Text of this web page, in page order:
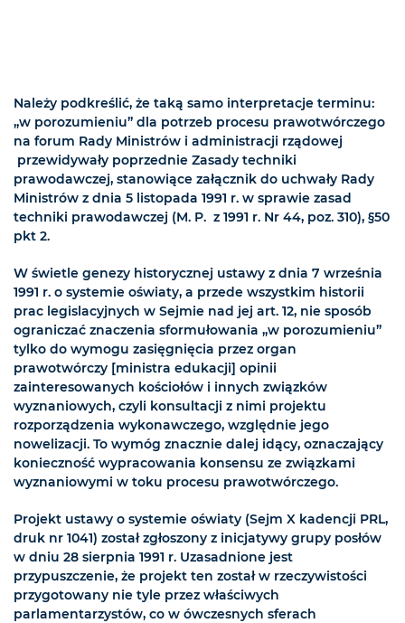
Należy podkreślić, że taką samo interpretacje terminu:
„w porozumieniu” dla potrzeb procesu prawotwórczego
na forum Rady Ministrów i administracji rządowej
przewidywały poprzednie Zasady techniki
prawodawczej, stanowiące załącznik do uchwały Rady
Ministrów z dnia 5 listopada 1991 r. w sprawie zasad
techniki prawodawczej (M. P. z 1991 r. Nr 44, poz. 310), §50
pkt 2.
W świetle genezy historycznej ustawy z dnia 7 września
1991 r. o systemie oświaty, a przede wszystkim historii
prac legislacyjnych w Sejmie nad jej art. 12, nie sposób
ograniczać znaczenia sformułowania „w porozumieniu”
tylko do wymogu zasięgnięcia przez organ
prawotwórczy [ministra edukacji] opinii
zainteresowanych kościołów i innych związków
wyznaniowych, czyli konsultacji z nimi projektu
rozporządzenia wykonawczego, względnie jego
nowelizacji. To wymóg znacznie dalej idący, oznaczający
konieczność wypracowania konsensu ze związkami
wyznaniowymi w toku procesu prawotwórczego.
Projekt ustawy o systemie oświaty (Sejm X kadencji PRL,
druk nr 1041) został zgłoszony z inicjatywy grupy posłów
w dniu 28 sierpnia 1991 r. Uzasadnione jest
przypuszczenie, że projekt ten został w rzeczywistości
przygotowany nie tyle przez właściwych
parlamentarzystów, co w ówczesnych sferach